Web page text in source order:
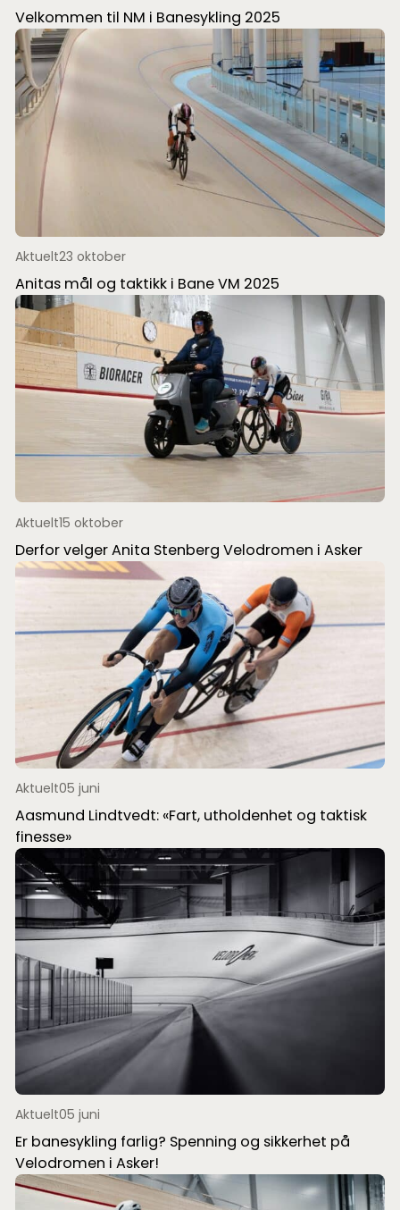
Velkommen til NM i Banesykling 2025
Aktuelt23 oktober
Anitas mål og taktikk i Bane VM 2025
Aktuelt15 oktober
Derfor velger Anita Stenberg Velodromen i Asker
Aktuelt05 juni
Aasmund Lindtvedt: «Fart, utholdenhet og taktisk
finesse»
Aktuelt05 juni
Er banesykling farlig? Spenning og sikkerhet på
Velodromen i Asker!